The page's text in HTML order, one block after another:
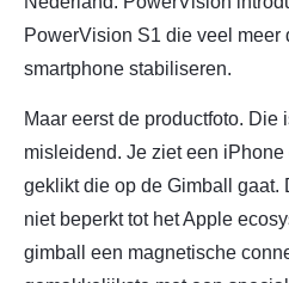
PowerVision S1 die veel meer
smartphone stabiliseren.
Maar eerst de productfoto. Die
misleidend. Je ziet een
geklikt die op de Gimball gaat.
niet beperkt tot het Apple
gimball een magnetische